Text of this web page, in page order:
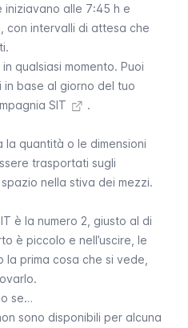
alle 7:45 h e
con intervalli di attesa che
qualsiasi momento. Puoi
base al giorno del tuo
SIT
.
la quantità o le dimensioni
trasportati sugli
nella stiva dei mezzi.
è la numero 2, giusto al di
è piccolo e nell’uscire, le
prima cosa che si vede,
se…
sono disponibili per alcuna